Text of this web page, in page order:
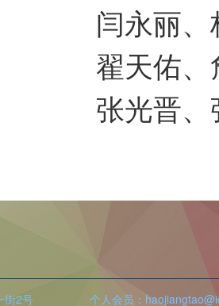
闫永丽
翟天佑
张光晋
2号
个人会员：